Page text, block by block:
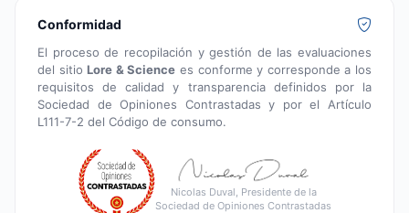
Conformidad
El proceso de recopilación y gestión de las evaluaciones
del sitioLore & Science es conforme y corresponde a los
requisitos de calidad y transparencia definidos por la
Sociedad de Opiniones Contrastadas y por el Artículo
L111-7-2 del Código de consumo.
Nicolas Duval, Presidente de la
Sociedad de Opiniones Contrastadas